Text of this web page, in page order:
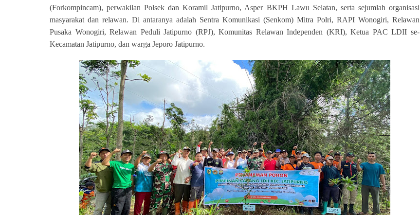
(Forkompincam), perwakilan Polsek dan Koramil Jatipurno, Asper BKPH Lawu Selatan, serta sejumlah organisasi
masyarakat dan relawan. Di antaranya adalah Sentra Komunikasi (Senkom) Mitra Polri, RAPI Wonogiri, Relawan
Pusaka Wonogiri, Relawan Peduli Jatipurno (RPJ), Komunitas Relawan Independen (KRI), Ketua PAC LDII se-
Kecamatan Jatipurno, dan warga Jeporo Jatipurno.